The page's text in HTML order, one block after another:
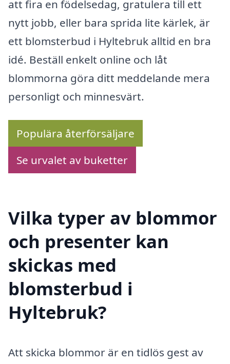
att fira en födelsedag, gratulera till ett
nytt jobb, eller bara sprida lite kärlek, är
ett blomsterbud i Hyltebruk alltid en bra
idé. Beställ enkelt online och låt
blommorna göra ditt meddelande mera
personligt och minnesvärt.
Populära återförsäljare
Se urvalet av buketter
Vilka typer av blommor
och presenter kan
skickas med
blomsterbud i
Hyltebruk?
Att skicka blommor är en tidlös gest av